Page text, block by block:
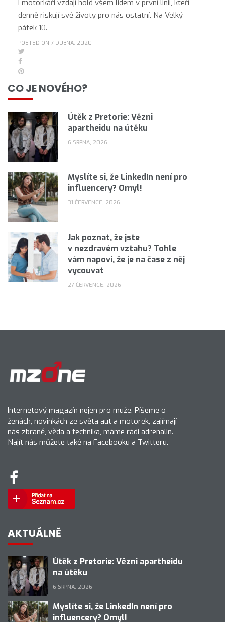
I motorkáři vzdají hold všem lidem v první linii, kteří
denně riskují své životy pro nás ostatní. Na Velký
pátek 10.
POSTED ON 7 DUBNA, 2020
CO JE NOVÉHO?
Útěk z Pretorie: Vězni
apartheidu na útěku
6 SRPNA, 2026
Myslíte si, že LinkedIn není pro
influencery? Omyl!
31 ČERVENCE, 2026
Jak poznat, že jste
v nezdravém vztahu? Tohle
vám napoví, že je na čase z něj
vycouvat
27 ČERVENCE, 2026
Internetový magazín nejen pro muže. Píšeme o
ženách, novinkách ze světa aut a motorek, zajímají
nás zbraně, věda a technika, máme rádi adrenalin.
Najít nás můžete také na Facebooku a Twitteru.
AKTUÁLNĚ
Útěk z Pretorie: Vězni apartheidu
na útěku
6 SRPNA, 2026
Myslíte si, že LinkedIn není pro
influencery? Omyl!